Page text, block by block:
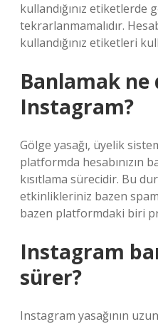
kullandığınız etiketlerde
tekrarlanmamalıdır.
kullandığınız etiketleri
Banlamak ne
Instagram?
Gölge yasağı, üyelik
platformda hesabınızın
kısıtlama sürecidir. Bu
etkinlikleriniz bazen
bazen platformdaki biri
Instagram
sürer?
Instagram yasağının